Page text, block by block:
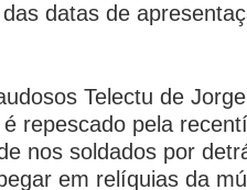
datas de
Telectu de
repescado pela
nos soldados por
em relíquias da